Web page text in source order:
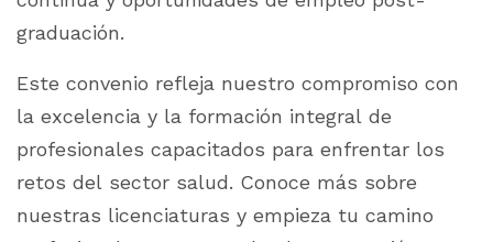
graduación.
Este convenio refleja nuestro compromiso con
la excelencia y la formación integral de
profesionales capacitados para enfrentar los
retos del sector salud. Conoce más sobre
nuestras licenciaturas y empieza tu camino